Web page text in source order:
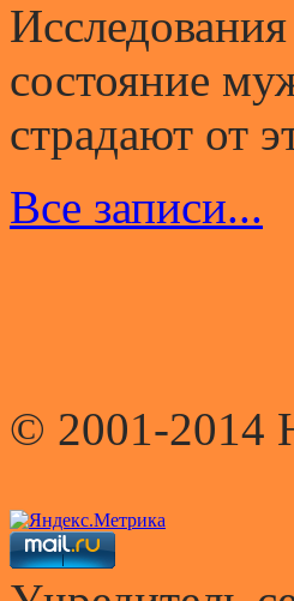
состояние
страдают от
Все записи...
© 2001-